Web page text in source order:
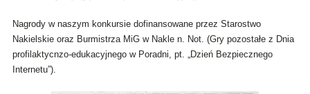
Nagrody w naszym konkursie dofinansowane przez Starostwo
Nakielskie oraz Burmistrza MiG w Nakle n. Not. (Gry pozostałe z Dnia
profilaktycnzo-edukacyjnego w Poradni, pt. „Dzień Bezpiecznego
Internetu”).